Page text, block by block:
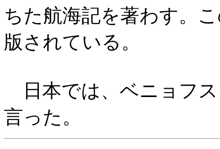
ちた航海記を著わす。
版されている。
日本では、ベニョフ
言った。